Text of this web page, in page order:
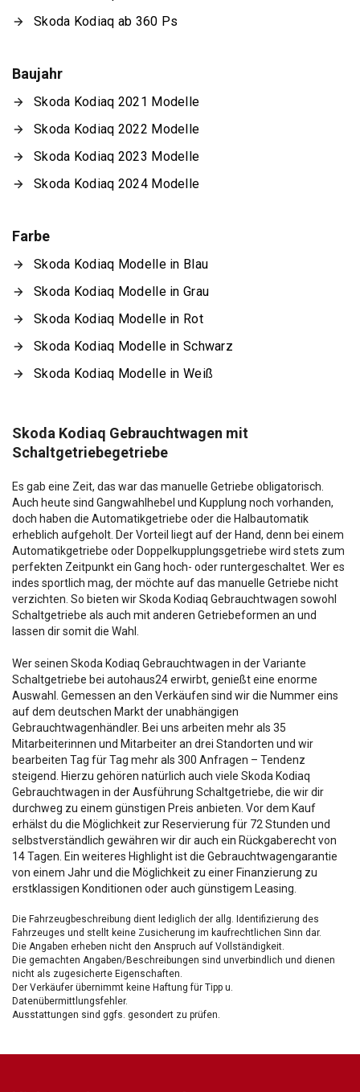
Skoda Kodiaq ab 360 Ps
Baujahr
Skoda Kodiaq 2021 Modelle
Skoda Kodiaq 2022 Modelle
Skoda Kodiaq 2023 Modelle
Skoda Kodiaq 2024 Modelle
Farbe
Skoda Kodiaq Modelle in Blau
Skoda Kodiaq Modelle in Grau
Skoda Kodiaq Modelle in Rot
Skoda Kodiaq Modelle in Schwarz
Skoda Kodiaq Modelle in Weiß
Skoda Kodiaq Gebrauchtwagen mit
Schaltgetriebegetriebe
Es gab eine Zeit, das war das manuelle Getriebe obligatorisch.
Auch heute sind Gangwahlhebel und Kupplung noch vorhanden,
doch haben die Automatikgetriebe oder die Halbautomatik
erheblich aufgeholt. Der Vorteil liegt auf der Hand, denn bei einem
Automatikgetriebe oder Doppelkupplungsgetriebe wird stets zum
perfekten Zeitpunkt ein Gang hoch- oder runtergeschaltet. Wer es
indes sportlich mag, der möchte auf das manuelle Getriebe nicht
verzichten. So bieten wir Skoda Kodiaq Gebrauchtwagen sowohl
Schaltgetriebe als auch mit anderen Getriebeformen an und
lassen dir somit die Wahl.
Wer seinen Skoda Kodiaq Gebrauchtwagen in der Variante
Schaltgetriebe bei autohaus24 erwirbt, genießt eine enorme
Auswahl. Gemessen an den Verkäufen sind wir die Nummer eins
auf dem deutschen Markt der unabhängigen
Gebrauchtwagenhändler. Bei uns arbeiten mehr als 35
Mitarbeiterinnen und Mitarbeiter an drei Standorten und wir
bearbeiten Tag für Tag mehr als 300 Anfragen – Tendenz
steigend. Hierzu gehören natürlich auch viele Skoda Kodiaq
Gebrauchtwagen in der Ausführung Schaltgetriebe, die wir dir
durchweg zu einem günstigen Preis anbieten. Vor dem Kauf
erhälst du die Möglichkeit zur Reservierung für 72 Stunden und
selbstverständlich gewähren wir dir auch ein Rückgaberecht von
14 Tagen. Ein weiteres Highlight ist die Gebrauchtwagengarantie
von einem Jahr und die Möglichkeit zu einer Finanzierung zu
erstklassigen Konditionen oder auch günstigem Leasing.
Die Fahrzeugbeschreibung dient lediglich der allg. Identifizierung des
Fahrzeuges und stellt keine Zusicherung im kaufrechtlichen Sinn dar.
Die Angaben erheben nicht den Anspruch auf Vollständigkeit.
Die gemachten Angaben/Beschreibungen sind unverbindlich und dienen
nicht als zugesicherte Eigenschaften.
Der Verkäufer übernimmt keine Haftung für Tipp u.
Datenübermittlungsfehler.
Ausstattungen sind ggfs. gesondert zu prüfen.